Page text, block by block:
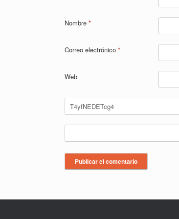
Nombre *
Correo electrónico *
Web